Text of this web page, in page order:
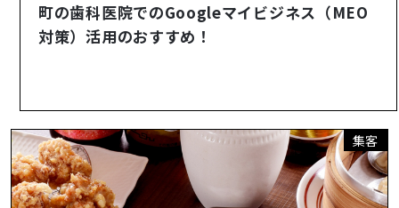
町の歯科医院でのGoogleマイビジネス（MEO
対策）活用のおすすめ！
集客